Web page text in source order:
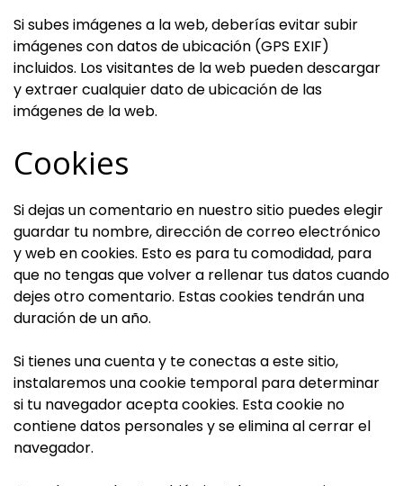
Si subes imágenes a la web, deberías evitar subir
imágenes con datos de ubicación (GPS EXIF)
incluidos. Los visitantes de la web pueden descargar
y extraer cualquier dato de ubicación de las
imágenes de la web.
Cookies
Si dejas un comentario en nuestro sitio puedes elegir
guardar tu nombre, dirección de correo electrónico
y web en cookies. Esto es para tu comodidad, para
que no tengas que volver a rellenar tus datos cuando
dejes otro comentario. Estas cookies tendrán una
duración de un año.
Si tienes una cuenta y te conectas a este sitio,
instalaremos una cookie temporal para determinar
si tu navegador acepta cookies. Esta cookie no
contiene datos personales y se elimina al cerrar el
navegador.